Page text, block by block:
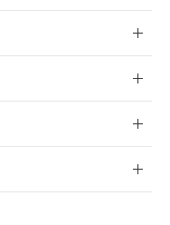
録
切替を完了
がない限
しておりま